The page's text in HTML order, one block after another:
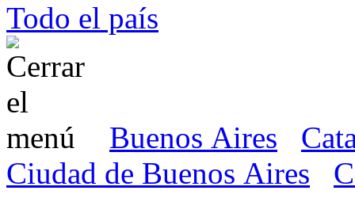
Todo el país
Buenos Aires
Ciudad de Buenos Aires